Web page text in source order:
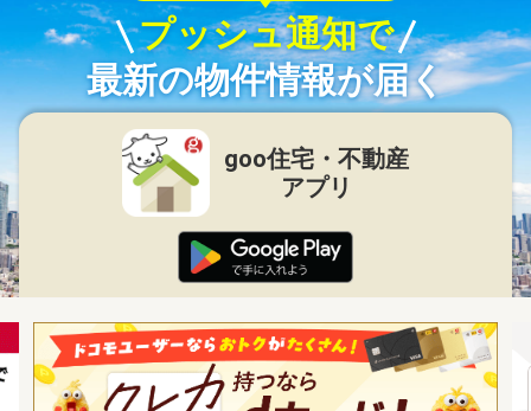
プッシュ通知で
最新の物件情報が届く
goo住宅・不動産
アプリ